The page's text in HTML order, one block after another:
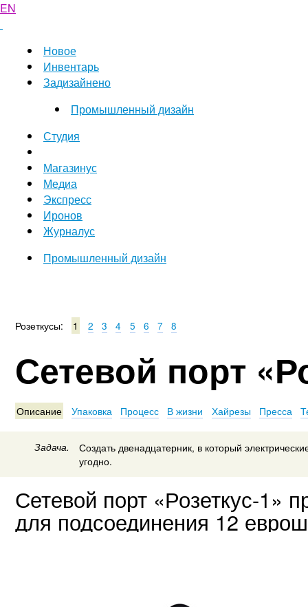
EN
Новое
Инвентарь
Задизайнено
Промышленный дизайн
Студия
Магазинус
Медиа
Экспресс
Иронов
Журналус
Промышленный дизайн
Розеткусы: 1 2 3 4 5 6 7 8
Сетевой порт
Описание Упаковка Процесс В жизни Хайрезы Пресса
Задача.
Создать двенадцатерник, в который
угодно.
Сетевой порт «Розеткус-1»
для подсоединения 12